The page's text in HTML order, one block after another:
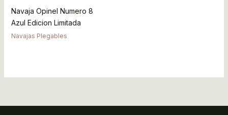
Navaja Opinel Numero 8
Azul Edicion Limitada
Navajas Plegables